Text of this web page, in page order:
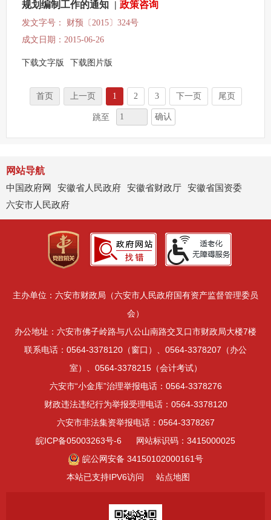
规划编制工作的通知 | 政策咨询
发文字号： 财预〔2015〕324号
成文日期：2015-06-26
下载文字版 下载图片版
首页 上一页 1 2 3 下一页 尾页
跳至 确认
网站导航
中国政府网
安徽省人民政府 安徽省财政厅 安徽省国资委
六安市人民政府
主办单位：六安市财政局（六安市人民政府国有资产监督管理委员
会）
办公地址：六安市佛子岭路与八公山南路交叉口市财政局大楼7楼
联系电话：0564-3378120（窗口）、0564-3378207（办公
室）、0564-3378215（会计考试）
六安市“小金库”治理举报电话：0564-3378276
财政违法违纪行为举报受理电话：0564-3378120
六安市非法集资举报电话：0564-3378267
皖ICP备05003263号-6
网站标识码：3415000025
皖公网安备 34150102000161号
本站已支持IPV6访问
站点地图